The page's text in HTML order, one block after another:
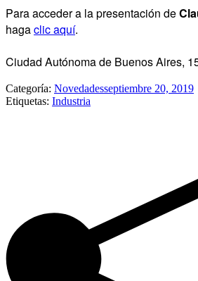
Para acceder a la presentación de
hagaclic aquí.
Ciudad Autónoma de Buenos Aires,
Categoría: Novedadesseptiembre 20, 2019
Etiquetas: Industria